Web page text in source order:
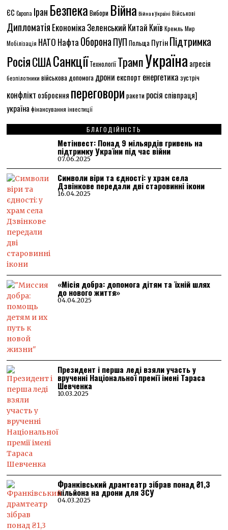
ЄС Європа Іран Безпека Вибори Війна Війна в Україні Військові
Дипломатія ЕкономікаЗеленський Китай Київ Кремль Мир
Мобілізація НАТО Нафта ОборонаПУП Польща ПутінПідтримка
РосіяСШАСанкціїТехнологіїТрампУкраїна агресія
безпілотники військова допомога дрони експорт енергетика зустріч
конфлікт озброєння переговори ракети росія співпраця]
україна фінансування інвестиції
БЛАГОДІЙНІСТЬ
Метінвест: Понад 9 мільярдів гривень на
підтримку України під час війни
07.06.2025
Символи віри та єдності: у храм села
Дзвінкове передали дві старовинні ікони
16.04.2025
«Місія добра: допомога дітям та їхній шлях
до нового життя»
04.04.2025
Президент і перша леді взяли участь у
врученні Національної премії імені Тараса
Шевченка
10.03.2025
Франківський драмтеатр зібрав понад ₴1,3
мільйона на дрони для ЗСУ
04.03.2025